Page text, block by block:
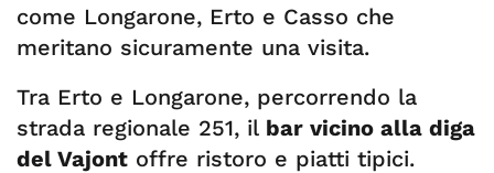
come Longarone, Erto e Casso che
meritano sicuramente una visita.
Tra Erto e Longarone, percorrendo la
strada regionale 251, il bar vicino alla diga
del Vajont offre ristoro e piatti tipici.